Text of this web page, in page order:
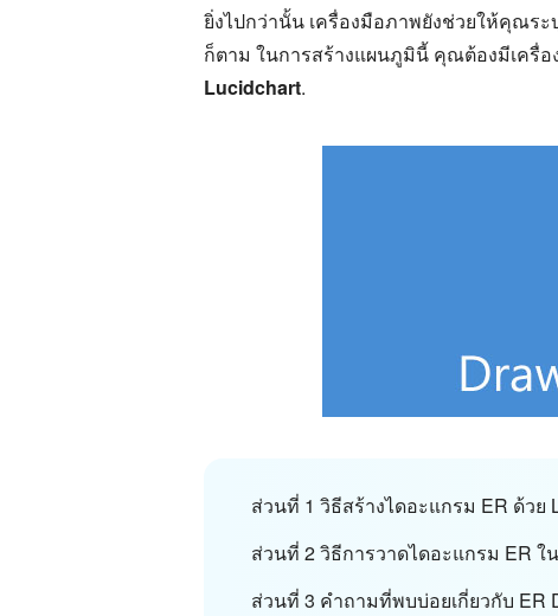
ยิ่งไปกว่านั้น เครื่องมือภาพยังช่วยให้คุณร
ก็ตาม ในการสร้างแผนภูมินี้ คุณต้องมีเครื่อ
Lucidchart.
ส่วนที่ 1 วิธีสร้างไดอะแกรม ER ด้วย
ส่วนที่ 2 วิธีการวาดไดอะแกรม ER ใ
ส่วนที่ 3 คำถามที่พบบ่อยเกี่ยวกับ ER